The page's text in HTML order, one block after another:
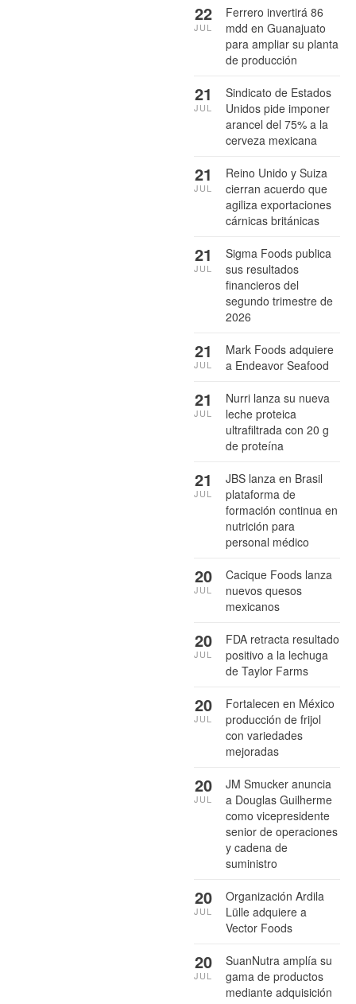
Ferrero invertirá 86
mdd en Guanajuato
para ampliar su planta
de producción
22
JUL
Sindicato de Estados
Unidos pide imponer
arancel del 75% a la
cerveza mexicana
21
JUL
Reino Unido y Suiza
cierran acuerdo que
agiliza exportaciones
cárnicas británicas
21
JUL
Sigma Foods publica
sus resultados
financieros del
segundo trimestre de
2026
21
JUL
Mark Foods adquiere
a Endeavor Seafood
21
JUL
Nurri lanza su nueva
leche proteica
ultrafiltrada con 20 g
de proteína
21
JUL
JBS lanza en Brasil
plataforma de
formación continua en
nutrición para
personal médico
21
JUL
Cacique Foods lanza
nuevos quesos
mexicanos
20
JUL
FDA retracta resultado
positivo a la lechuga
de Taylor Farms
20
JUL
Fortalecen en México
producción de frijol
con variedades
mejoradas
20
JUL
JM Smucker anuncia
a Douglas Guilherme
como vicepresidente
senior de operaciones
y cadena de
suministro
20
JUL
Organización Ardila
Lülle adquiere a
Vector Foods
20
JUL
SuanNutra amplía su
gama de productos
mediante adquisición
20
JUL